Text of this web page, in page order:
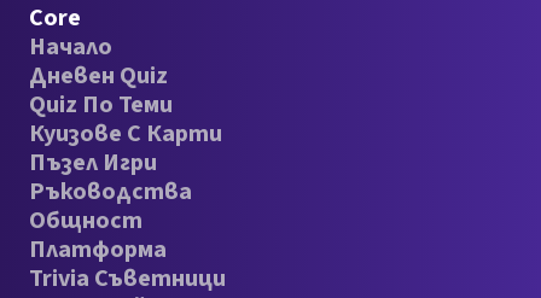
Core
Начало
Дневен Quiz
Quiz По Теми
Куизове С Карти
Пъзел Игри
Ръководства
Общност
Платформа
Trivia Съветници